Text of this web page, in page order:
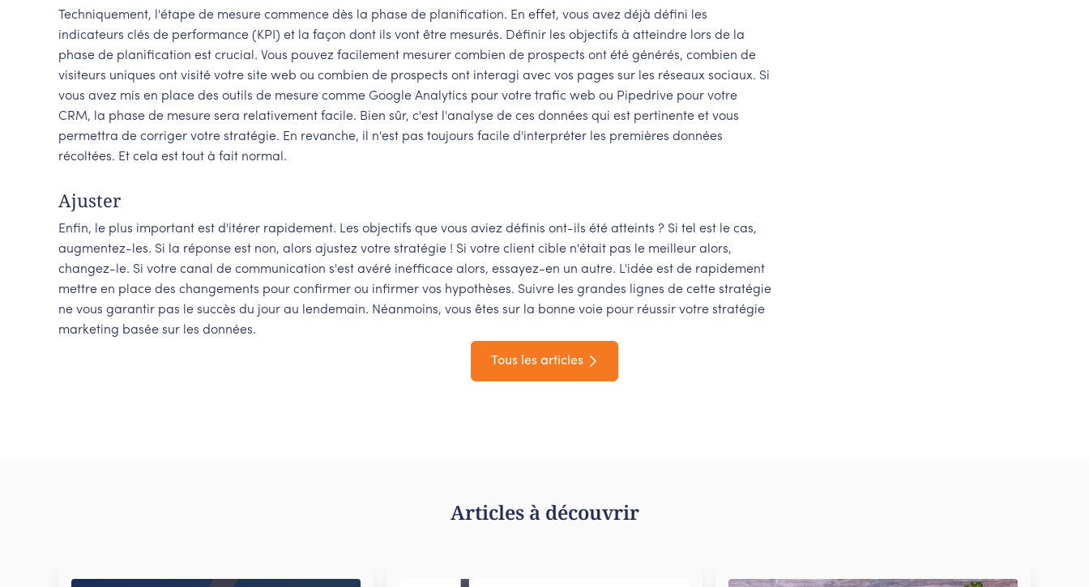
Techniquement, l'étape de mesure commence dès la phase de planification. En effet, vous avez déjà défini les
indicateurs clés de performance (KPI) et la façon dont ils vont être mesurés. Définir les objectifs à atteindre lors de la
phase de planification est crucial. Vous pouvez facilement mesurer combien de prospects ont été générés, combien de
visiteurs uniques ont visité votre site web ou combien de prospects ont interagi avec vos pages sur les réseaux sociaux. Si
vous avez mis en place des outils de mesure comme Google Analytics pour votre trafic web ou Pipedrive pour votre
CRM, la phase de mesure sera relativement facile. Bien sûr, c'est l'analyse de ces données qui est pertinente et vous
permettra de corriger votre stratégie. En revanche, il n'est pas toujours facile d'interpréter les premières données
récoltées. Et cela est tout à fait normal.
Ajuster
Enfin, le plus important est d'itérer rapidement. Les objectifs que vous aviez définis ont-ils été atteints ? Si tel est le cas,
augmentez-les. Si la réponse est non, alors ajustez votre stratégie ! Si votre client cible n'était pas le meilleur alors,
changez-le. Si votre canal de communication s'est avéré inefficace alors, essayez-en un autre. L'idée est de rapidement
mettre en place des changements pour confirmer ou infirmer vos hypothèses. Suivre les grandes lignes de cette stratégie
ne vous garantir pas le succès du jour au lendemain. Néanmoins, vous êtes sur la bonne voie pour réussir votre stratégie
marketing basée sur les données.
Tous les articles
Articles à découvrir